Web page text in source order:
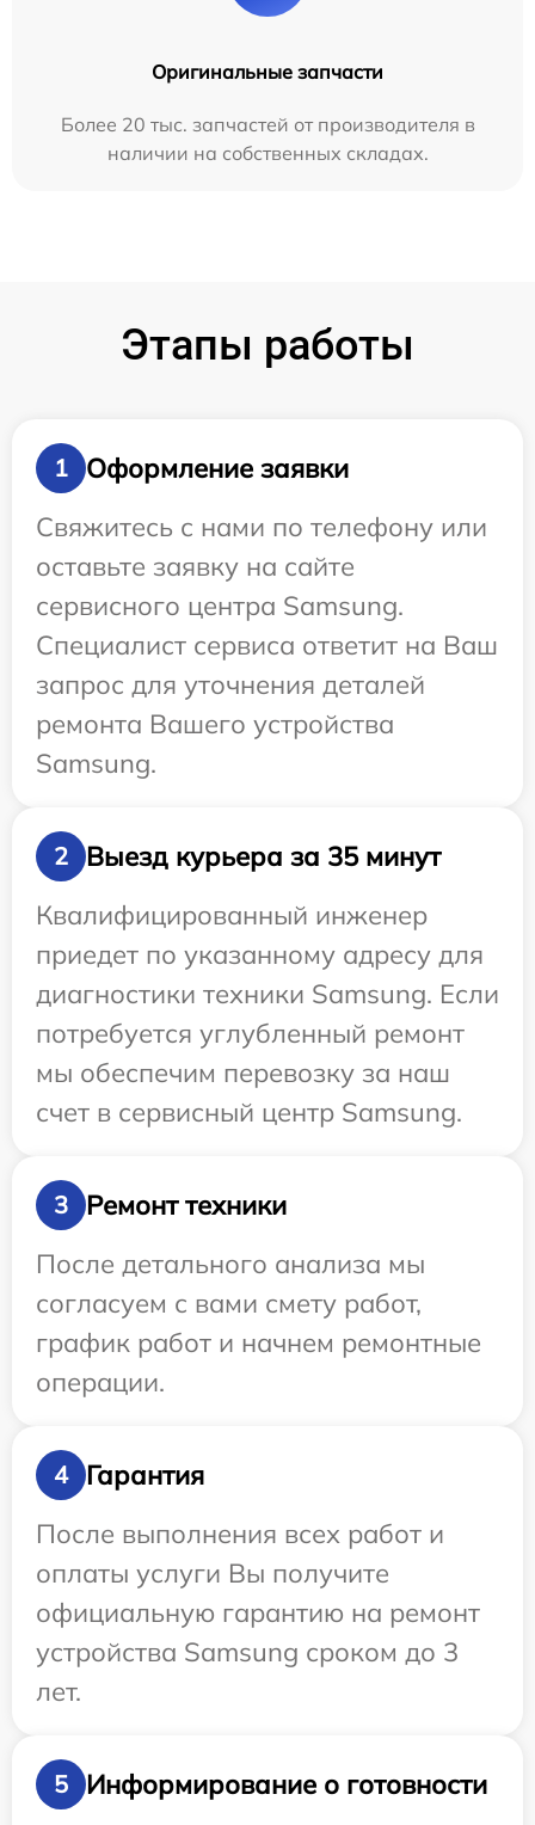
Оригинальные запчасти
Более 20 тыс. запчастей от производителя в
наличии на собственных складах.
Этапы работы
1
Оформление заявки
Свяжитесь с нами по телефону или
оставьте заявку на сайте
сервисного центра Samsung.
Специалист сервиса ответит на Ваш
запрос для уточнения деталей
ремонта Вашего устройства
Samsung.
2
Выезд курьера за 35 минут
Квалифицированный инженер
приедет по указанному адресу для
диагностики техники Samsung. Если
потребуется углубленный ремонт
мы обеспечим перевозку за наш
счет в сервисный центр Samsung.
3
Ремонт техники
После детального анализа мы
согласуем с вами смету работ,
график работ и начнем ремонтные
операции.
4
Гарантия
После выполнения всех работ и
оплаты услуги Вы получите
официальную гарантию на ремонт
устройства Samsung сроком до 3
лет.
5 Информирование о готовности